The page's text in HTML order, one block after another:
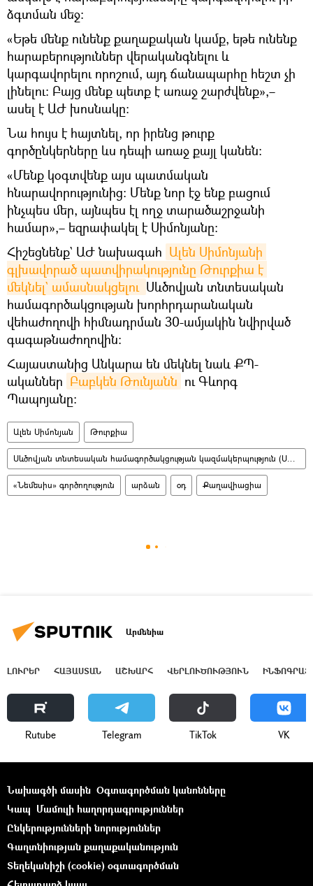
ձգտման մեջ:
«Եթե մենք ունենք քաղաքական կամք, եթե ունենք
հարաբերություններ վերականգնելու և
կարգավորելու որոշում, այդ ճանապարհը հեշտ չի
լինելու։ Բայց մենք պետք է առաջ շարժվենք»,–
ասել է ԱԺ խոսնակը։
Նա հույս է հայտնել, որ իրենց թուրք
գործընկերները ևս դեպի առաջ քայլ կանեն։
«Մենք կօգտվենք այս պատմական
հնարավորությունից։ Մենք նոր էջ ենք բացում
ինչպես մեր, այնպես էլ ողջ տարածաշրջանի
համար»,– եզրափակել է Սիմոնյանը։
Հիշեցնենք` ԱԺ նախագահ Ալեն Սիմոնյանի
գլխավորած պատվիրակությունը Թուրքիա է
մեկնել` ամասնակցելու Սևծովյան տնտեսական
համագործակցության խորհրդարանական
վեհաժողովի հիմնադրման 30-ամյակին նվիրված
գագաթնաժողովին։
Հայաստանից Անկարա են մեկնել նաև ՔՊ-
ականներ Բաբկեն Թունյանն ու Գևորգ
Պապոյանը։
Ալեն Սիմոնյան Թուրքիա
Սևծովյան տնտեսական համագործակցության կազմակերպություն (ՍԾՏՀԿ)
«Նեմեսիս» գործողություն արձան օդ Քաղավիացիա
Արմենիա
ԼՈՒՐԵՐ ՀԱՅԱՍՏԱՆ ԱՇԽԱՐՀ ՎԵՐԼՈՒԾՈՒԹՅՈՒՆ
Rutube Telegram ТikТоk VK
Նախագծի մասին Օգտագործման կանոնները
Կապ Մամուլի հաղորդագրություններ
Ընկերությունների նորություններ
Գաղտնիության քաղաքականություն
Տեղեկանիշի (cookie) օգտագործման